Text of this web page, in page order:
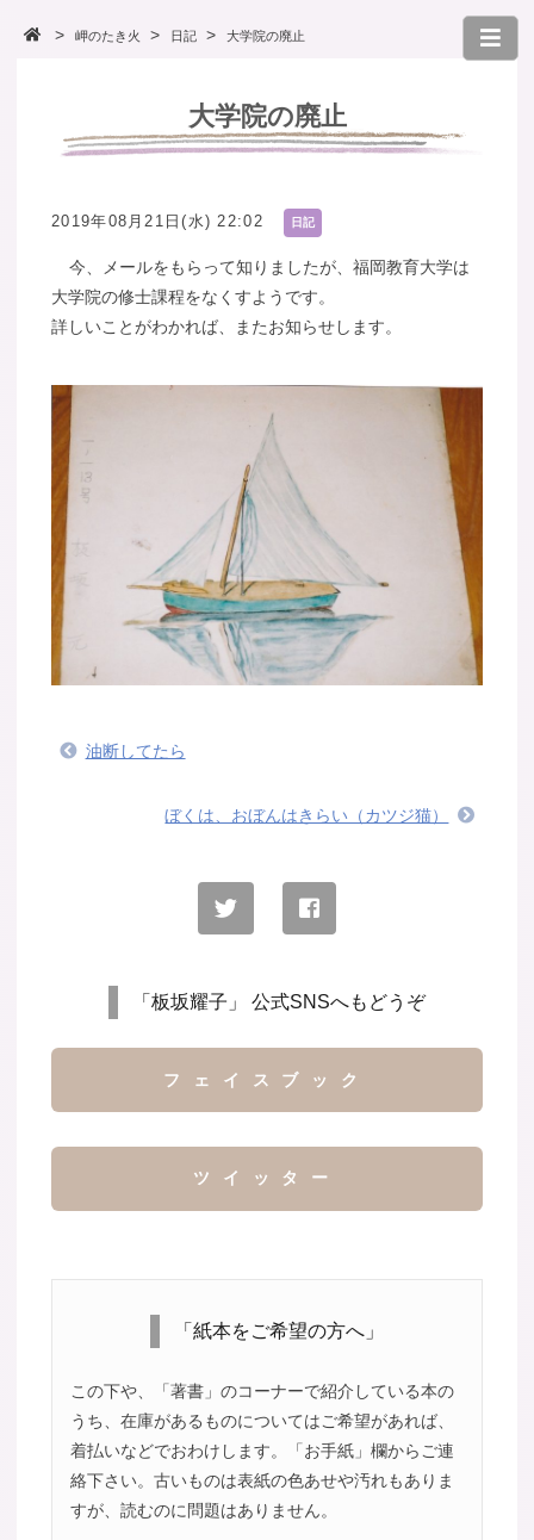
岬のたき火 日記 大学院の廃止
大学院の廃止
2019年08月21日(水) 22:02 日記
今、メールをもらって知りましたが、福岡教育大学は
大学院の修士課程をなくすようです。
詳しいことがわかれば、またお知らせします。
油断してたら
ぼくは、おぼんはきらい（カツジ猫）
「板坂耀子」 公式SNSへもどうぞ
フェイスブック
ツイッター
「紙本をご希望の方へ」
この下や、「著書」のコーナーで紹介している本の
うち、在庫があるものについてはご希望があれば、
着払いなどでおわけします。「お手紙」欄からご連
絡下さい。古いものは表紙の色あせや汚れもありま
すが、読むのに問題はありません。